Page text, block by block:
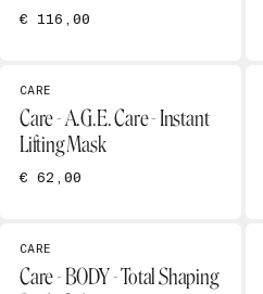
€ 116,00
CARE
Care - A.G.E. Care - Instant
Lifting Mask
€ 62,00
CARE
Care - BODY - Total Shaping